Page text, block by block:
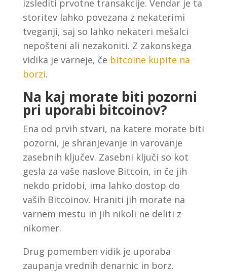
izslediti prvotne transakcije. Vendar je ta
storitev lahko povezana z nekaterimi
tveganji, saj so lahko nekateri mešalci
nepošteni ali nezakoniti. Z zakonskega
vidika je varneje, če bitcoine kupite na
borzi.
Na kaj morate biti pozorni
pri uporabi bitcoinov?
Ena od prvih stvari, na katere morate biti
pozorni, je shranjevanje in varovanje
zasebnih ključev. Zasebni ključi so kot
gesla za vaše naslove Bitcoin, in če jih
nekdo pridobi, ima lahko dostop do
vaših Bitcoinov. Hraniti jih morate na
varnem mestu in jih nikoli ne deliti z
nikomer.
Drug pomemben vidik je uporaba
zaupanja vrednih denarnic in borz.